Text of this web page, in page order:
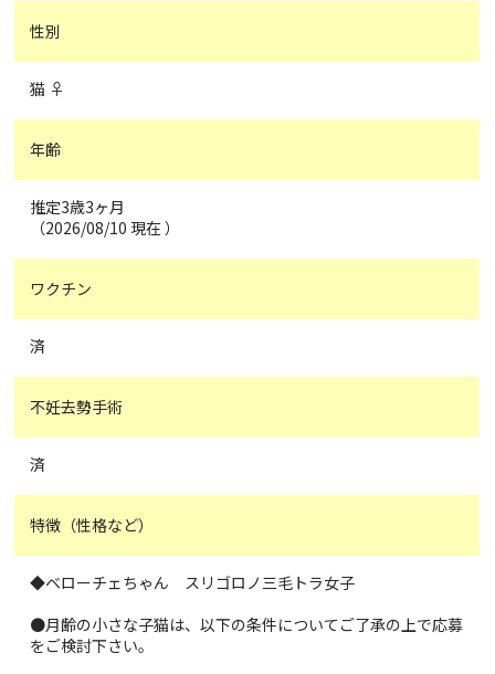
性別
猫 ♀
年齢
推定3歳3ヶ月
（2026/08/10 現在 ）
ワクチン
済
不妊去勢手術
済
特徴（性格など）
◆ベローチェちゃん スリゴロノ三毛トラ女子
●月齢の小さな子猫は、以下の条件についてご了承の上で応募
をご検討下さい。